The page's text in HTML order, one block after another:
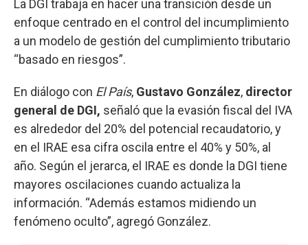
La DGI trabaja en hacer una transición desde un
enfoque centrado en el control del incumplimiento
a un modelo de gestión del cumplimiento tributario
“basado en riesgos”.
En diálogo con El País, Gustavo González, director
general de DGI, señaló que la evasión fiscal del IVA
es alrededor del 20% del potencial recaudatorio, y
en el IRAE esa cifra oscila entre el 40% y 50%, al
año. Según el jerarca, el IRAE es donde la DGI tiene
mayores oscilaciones cuando actualiza la
información. “Además estamos midiendo un
fenómeno oculto”, agregó González.